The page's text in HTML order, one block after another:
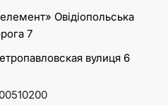
Овідіопольська
7
вулиця 6